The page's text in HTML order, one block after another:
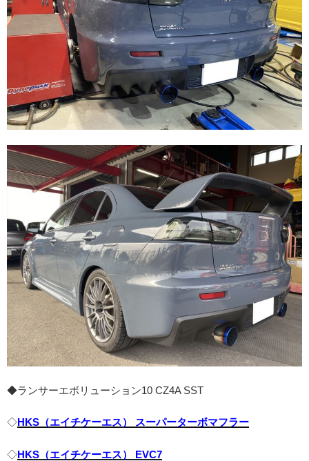
◆ランサーエボリューション10 CZ4A SST
◇HKS（エイチケーエス） スーパーターボマフラー
◇HKS（エイチケーエス） EVC7